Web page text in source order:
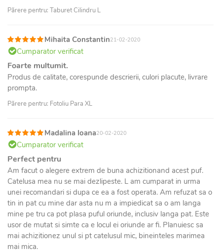
Părere pentru: Taburet Cilindru L
Mihaita Constantin21-02-2020
Cumparator verificat
Foarte multumit.
Produs de calitate, corespunde descrierii, culori placute, livrare
prompta.
Părere pentru: Fotoliu Para XL
Madalina Ioana20-02-2020
Cumparator verificat
Perfect pentru
Am facut o alegere extrem de buna achizitionand acest puf.
Catelusa mea nu se mai dezlipeste. L am cumparat in urma
unei recomandari si dupa ce ea a fost operata. Am refuzat sa o
tin in pat cu mine dar asta nu m a impiedicat sa o am langa
mine pe tru ca pot plasa puful oriunde, inclusiv langa pat. Este
usor de mutat si simte ca e locul ei oriunde ar fi. Planuiesc sa
mai achizitionez unul si pt catelusul mic, bineinteles marimea
mai mica.